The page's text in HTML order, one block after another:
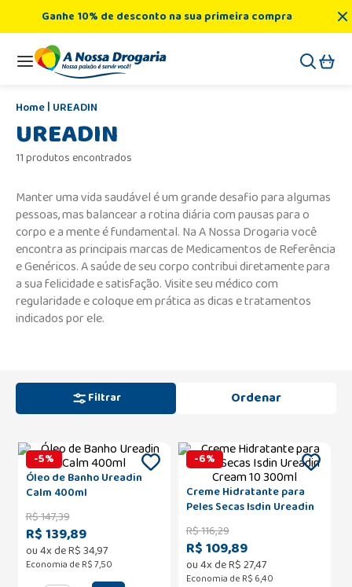
Ganhe 10% de desconto na sua primeira compra
UREADIN
UREADIN
11 produtos encontrados
Manter uma vida saudável é um grande desafio para algumas
pessoas, mas balancear a rotina diária com pausas para o
corpo e a mente é fundamental. Na A Nossa Drogaria você
encontra as principais marcas de Medicamentos de Referência
e Genéricos. A saúde de seu corpo contribui diretamente para
a sua felicidade e satisfação. Visite seu médico com
regularidade e coloque em prática as dicas e tratamentos
indicados por ele.
Filtrar
-5%
Óleo de Banho Ureadin
Calm 400ml
R$147,39
R$ 139,89
ou4x deR$34,97
Economia de R$ 7,50
-6%
Creme Hidratante para
Peles Secas Isdin Ureadin
Cream 10 300ml
R$116,29
R$ 109,89
ou4x deR$27,47
Economia de R$ 6,40